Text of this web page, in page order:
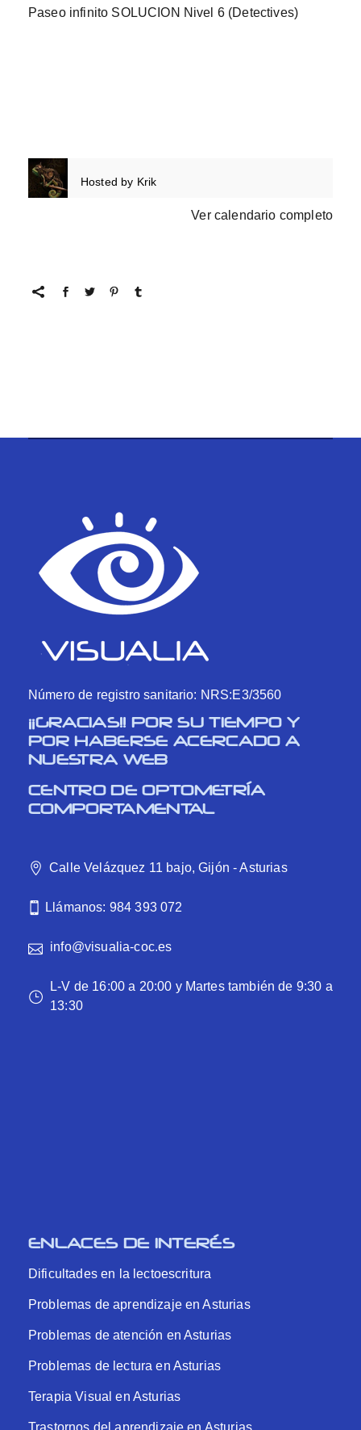
Paseo infinito SOLUCION Nivel 6 (Detectives)
Hosted by Krik
Ver calendario completo
Número de registro sanitario: NRS:E3/3560
¡¡GRACIAS!! POR SU TIEMPO Y
POR HABERSE ACERCADO A
NUESTRA WEB
CENTRO DE OPTOMETRÍA
COMPORTAMENTAL
Calle Velázquez 11 bajo, Gijón - Asturias
Llámanos: 984 393 072
info@visualia-coc.es
L-V de 16:00 a 20:00 y Martes también de 9:30 a
13:30
ENLACES DE INTERÉS
Dificultades en la lectoescritura
Problemas de aprendizaje en Asturias
Problemas de atención en Asturias
Problemas de lectura en Asturias
Terapia Visual en Asturias
Trastornos del aprendizaje en Asturias